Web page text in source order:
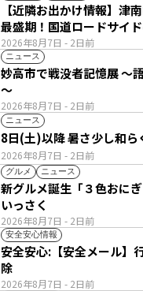
2026年8月7日 - 2日前
【近隣お出かけ情報】津
最盛期！国道ロードサイ
い列
ニュース
2026年8月7日 - 2日前
妙高市で戦没者記憶展 ～
～
ニュース
2026年8月7日 - 2日前
8日(土)以降 暑さ
グルメ ニュース
2026年8月7日 - 2日前
新グルメ誕生「３色おに
いっさく
安全安心情報
2026年8月7日 - 2日前
安全安心:【安全メール】
除